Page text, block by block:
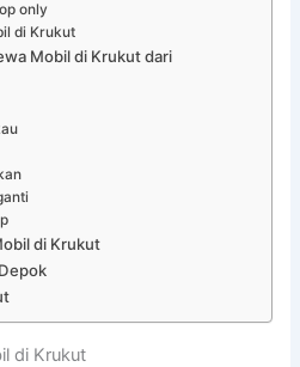
only
di Krukut
Mobil di Krukut dari
di Krukut
di Krukut